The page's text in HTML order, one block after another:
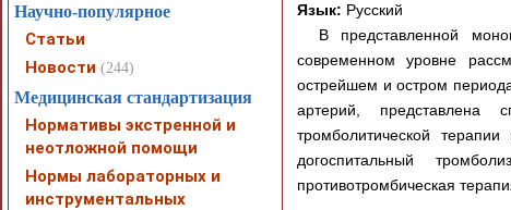
Язык: Русский
В представленной
современном уровне
острейшем и остром
артерий, представлена
тромболитической
догоспитальный
противотромбическая
Научно-популярное
Статьи
Новости (244)
Медицинская стандартизация
Нормативы экстренной и
неотложной помощи
Нормы лабораторных и
инструментальных